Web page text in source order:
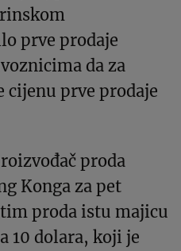
prve prodaje
da za
cijenu prve prodaje
proda
Konga za pet
proda istu majicu
10 dolara, koji je